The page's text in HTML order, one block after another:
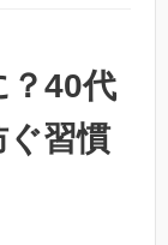
？40代
ぐ習慣